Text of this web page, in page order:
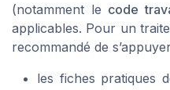
(notamment le code
applicables. Pour un
recommandé de
les fiches pratiques